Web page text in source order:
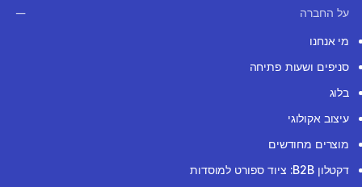
על החברה
מי אנחנו
סניפים ושעות פתיחה
בלוג
עיצוב אקולוגי
מוצרים מחודשים
דקטלון B2B: ציוד ספורט למוסדות